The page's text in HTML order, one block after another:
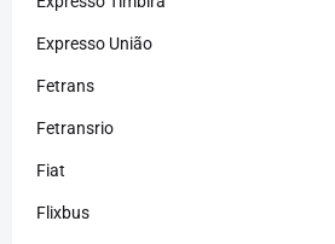
Expresso União
Fetrans
Fetransrio
Fiat
Flixbus